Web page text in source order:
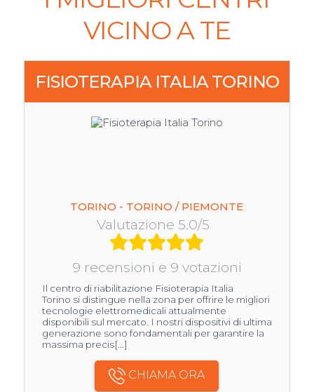
VICINO A TE
FISIOTERAPIA ITALIA TORINO
TORINO - TORINO / PIEMONTE
Valutazione 5.0/5
9 recensioni e 9 votazioni
Il centro di riabilitazione Fisioterapia Italia
Torino si distingue nella zona per offrire le migliori
tecnologie elettromedicali attualmente
disponibili sul mercato. I nostri dispositivi di ultima
generazione sono fondamentali per garantire la
massima precis[...]
CHIAMA ORA